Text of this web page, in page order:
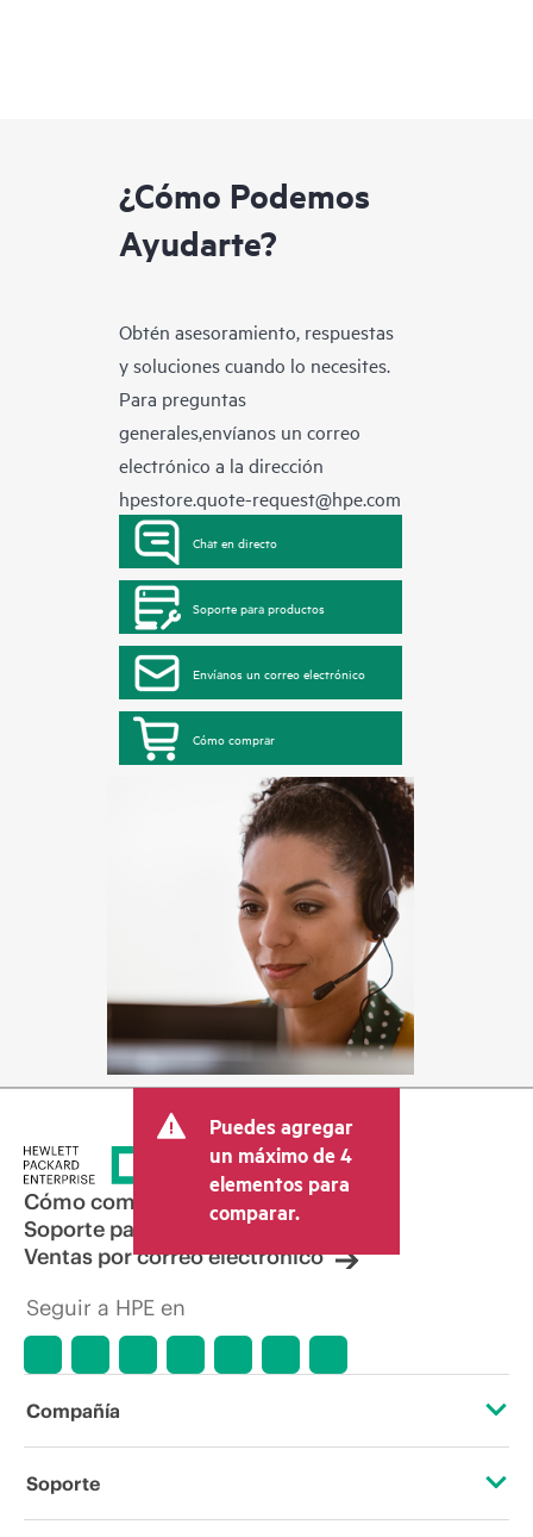
¿Cómo Podemos
Ayudarte?
Obtén asesoramiento, respuestas
y soluciones cuando lo necesites.
Para preguntas
generales,envíanos un correo
electrónico a la dirección
hpestore.quote-request@hpe.com
Chat en directo
Soporte para productos
Envíanos un correo electrónico
Cómo comprar
Puedes agregar
un máximo de 4
elementos para
comparar.
Cómo comprar
Soporte para productos
Ventas por correo electrónico
Seguir a HPE en
Compañía
Acerca de HPE
Soporte